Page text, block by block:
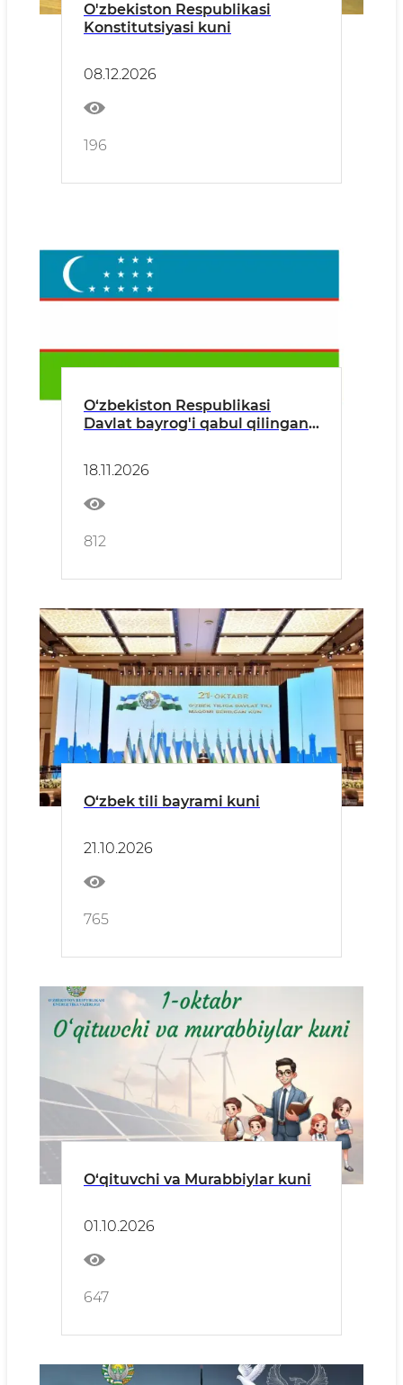
O'zbekiston Respublikasi
Konstitutsiyasi kuni
08.12.2026
196
O‘zbekiston Respublikasi
Davlat bаyrog'i qabul qilingan
18.11.2026
812
O‘zbek tili bayrami kuni
21.10.2026
765
O‘qituvchi va Murabbiylar kuni
01.10.2026
647